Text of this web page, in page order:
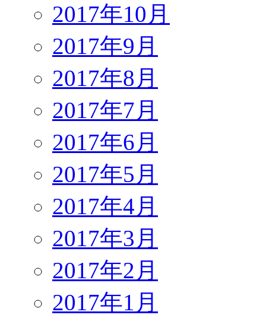
2017年10月
2017年9月
2017年8月
2017年7月
2017年6月
2017年5月
2017年4月
2017年3月
2017年2月
2017年1月